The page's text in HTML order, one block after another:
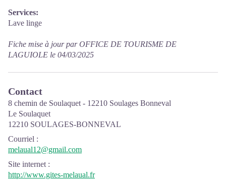
Services:
Lave linge
Fiche mise à jour par OFFICE DE TOURISME DE
LAGUIOLE le 04/03/2025
Contact
8 chemin de Soulaquet - 12210 Soulages Bonneval
Le Soulaquet
12210 SOULAGES-BONNEVAL
Courriel :
melaual12@gmail.com
Site internet :
http://www.gites-melaual.fr